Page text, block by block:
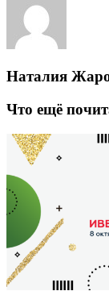
Наталия
Что ещё